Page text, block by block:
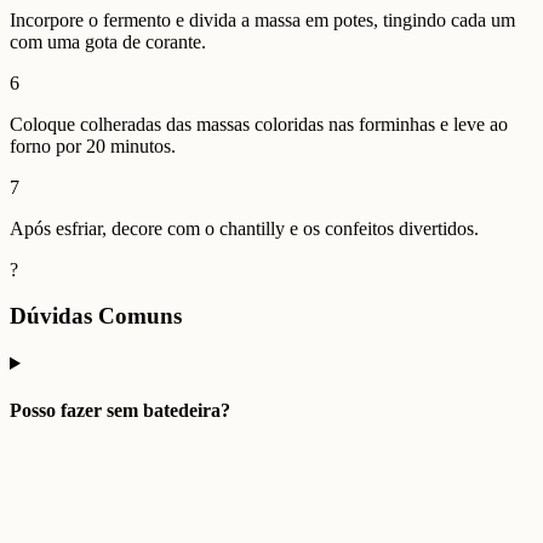
Incorpore o fermento e divida a massa em potes, tingindo cada um
com uma gota de corante.
6
Coloque colheradas das massas coloridas nas forminhas e leve ao
forno por 20 minutos.
7
Após esfriar, decore com o chantilly e os confeitos divertidos.
?
Dúvidas Comuns
Posso fazer sem batedeira?